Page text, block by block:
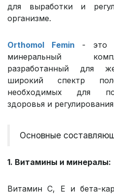
для выработки и
организме.
Orthomol Femin - это
минеральный
разработанный для
широкий спектр
необходимых для
здоровья и
Основные
1. Витамины и минералы:
Витамин С, E и бета-